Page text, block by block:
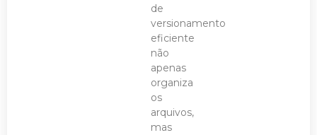
de
versionamento
eficiente
não
apenas
organiza
os
arquivos,
mas